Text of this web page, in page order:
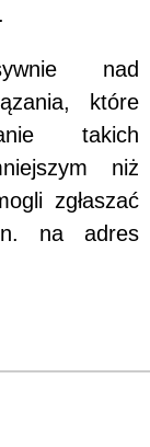
nad
które
takich
niż
zgłaszać
na adres